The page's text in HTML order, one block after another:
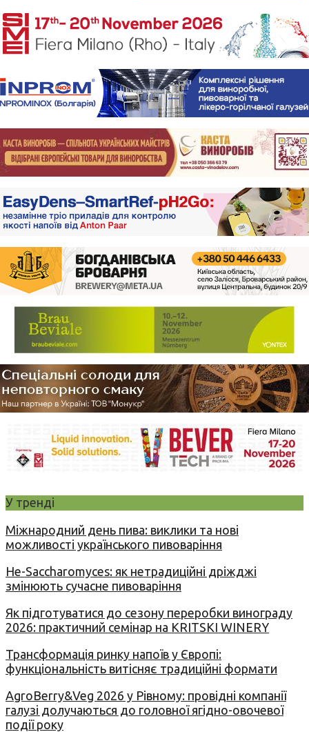
У тренді
Міжнародний день пива: виклики та нові
можливості українського пивоваріння
Не-Saccharomyces: як нетрадиційні дріжджі
змінюють сучасне пивоваріння
Як підготуватися до сезону переробки винограду
2026: практичний семінар на KRITSKI WINERY
Трансформація ринку напоїв у Європі:
функціональність витісняє традиційні формати
AgroBerry&Veg 2026 у Рівному: провідні компанії
галузі долучаються до головної ягідно-овочевої
події року